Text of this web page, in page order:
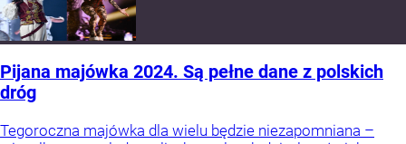
Pijana majówka 2024. Są pełne dane z polskich
dróg
Tegoroczna majówka dla wielu będzie niezapomniana –